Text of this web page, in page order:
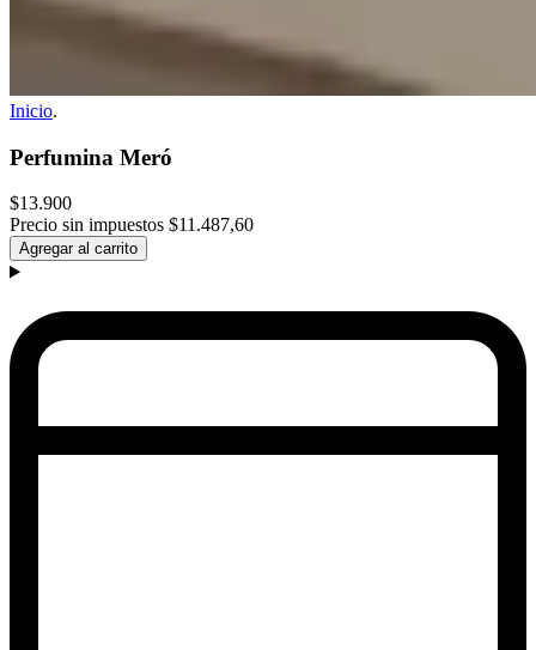
Inicio.
Perfumina Meró
$13.900
Precio sin impuestos $11.487,60
Agregar al carrito